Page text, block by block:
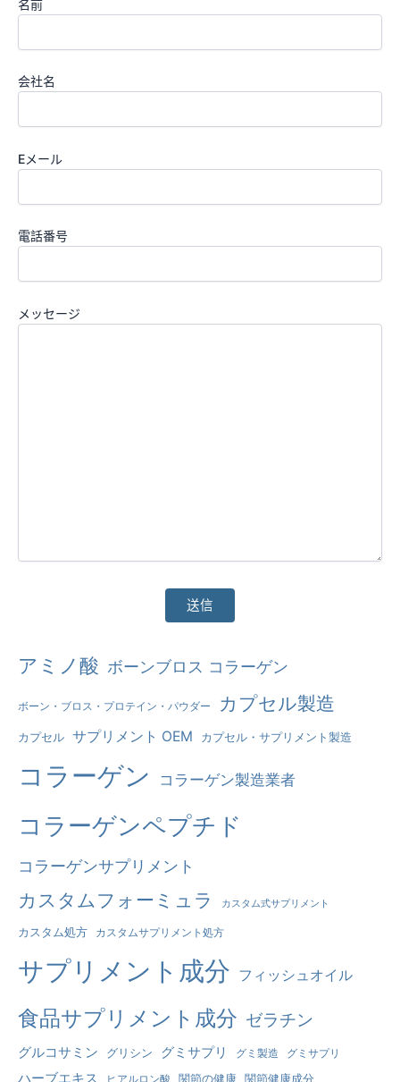
名前
会社名
Eメール
電話番号
メッセージ
そ
に
代
る
の
だ
：
アミノ酸 ボーンブロス コラーゲン
ボーン・ブロス・プロテイン・パウダー カプセル製造
カプセル サプリメント OEM カプセル・サプリメント製造
コラーゲン コラーゲン製造業者
コラーゲンペプチド
コラーゲンサプリメント
カスタムフォーミュラ カスタム式サプリメント
カスタム処方 カスタムサプリメント処方
サプリメント成分 フィッシュオイル
食品サプリメント成分 ゼラチン
グルコサミン グリシン グミサプリ グミ製造 グミサプリ
ハーブエキス ヒアルロン酸 関節の健康 関節健康成分